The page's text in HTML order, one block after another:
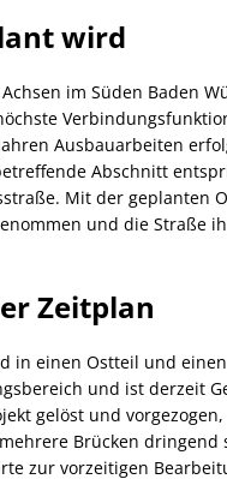
wird
im Süden Baden
Ausbauarbeiten
Abschnitt
Mit der geplanten
und die Straße
Zeitplan
in einen Ostteil und
und ist derzeit
gelöst und
Brücken dringend
zur vorzeitigen